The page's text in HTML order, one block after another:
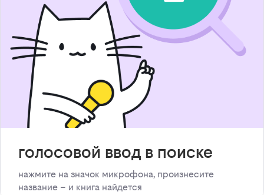
голосовой ввод в поиске
нажмите на значок микрофона, произнесите
название – и книга найдется